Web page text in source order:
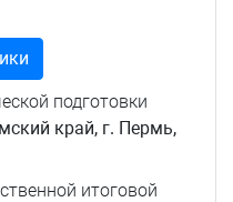
подготовки
край, г. Пермь,
итоговой